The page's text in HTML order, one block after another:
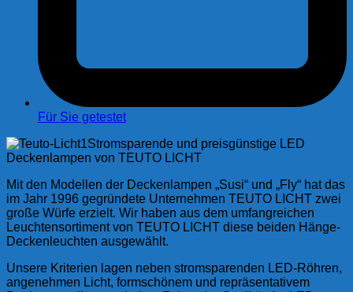
Für Sie getestet
Stromsparende und preisgünstige LED
Deckenlampen von TEUTO LICHT
Mit den Modellen der Deckenlampen „Susi“ und „Fly“ hat das
im Jahr 1996 gegründete Unternehmen TEUTO LICHT zwei
große Würfe erzielt. Wir haben aus dem umfangreichen
Leuchtensortiment von TEUTO LICHT diese beiden Hänge-
Deckenleuchten ausgewählt.
Unsere Kriterien lagen neben stromsparenden LED-Röhren,
angenehmen Licht, formschönem und repräsentativem